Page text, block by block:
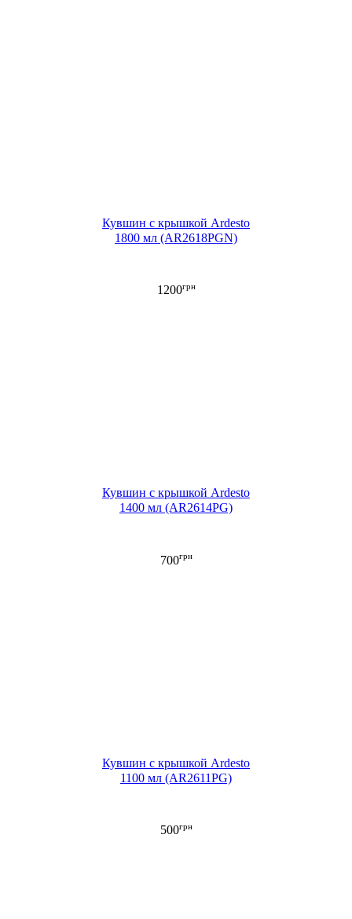
Кувшин с крышкой Ardesto
1800 мл (AR2618PGN)
1200грн
Кувшин с крышкой Ardesto
1400 мл (AR2614PG)
700грн
Кувшин с крышкой Ardesto
1100 мл (AR2611PG)
500грн